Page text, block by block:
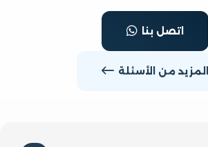
اتصل بنا
من الأسئلة